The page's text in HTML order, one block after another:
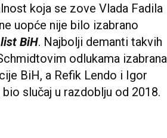
koja se zove Vlada Fadila
uopće nije bilo izabrano
BiH. Najbolji demanti takvih
odlukama izabrana
BiH, a Refik Lendo i Igor
slučaj u razdoblju od 2018.